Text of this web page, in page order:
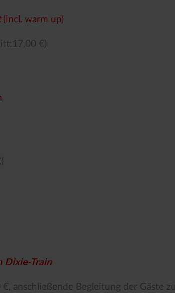
(incl. warm up)
€)
Dixie-Train
anschließende Begleitung der Gäste